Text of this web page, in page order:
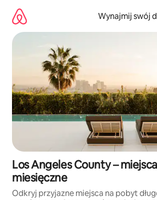
treści
Wynajmij swój
Los Angeles County –
miesięczne
Odkryj przyjazne miejsca na pobyt